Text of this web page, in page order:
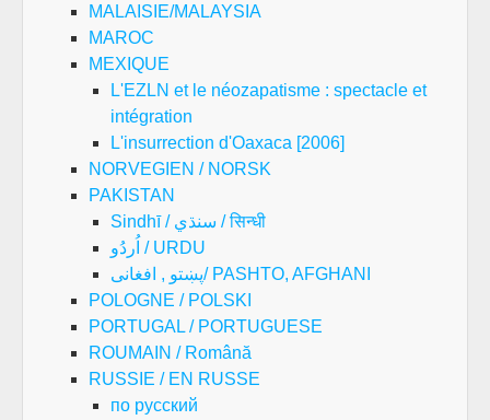
MALAISIE/MALAYSIA
MAROC
MEXIQUE
L'EZLN et le néozapatisme : spectacle et
intégration
L'insurrection d'Oaxaca [2006]
NORVEGIEN / NORSK
PAKISTAN
Sindhī / سنڌي / सिन्धी
اُردُو / URDU
پښتو , افغانی/ PASHTO, AFGHANI
POLOGNE / POLSKI
PORTUGAL / PORTUGUESE
ROUMAIN / Română
RUSSIE / EN RUSSE
по русский